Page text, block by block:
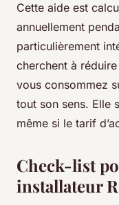
Cette aide est
annuellement
particulièrement
cherchent à
vous consommez
tout son sens. Elle
même si le tarif
Check-list
installateur